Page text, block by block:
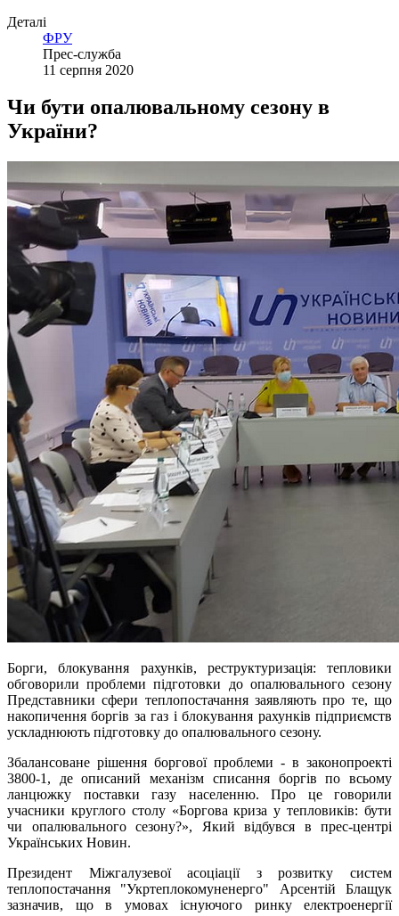
Деталі
ФРУ
Прес-служба
11 серпня 2020
Чи бути опалювальному сезону в
України?
Борги, блокування рахунків, реструктуризація: тепловики
обговорили проблеми підготовки до опалювального сезону
Представники сфери теплопостачання заявляють про те, що
накопичення боргів за газ і блокування рахунків підприємств
ускладнюють підготовку до опалювального сезону.
Збалансоване рішення боргової проблеми - в законопроекті
3800-1, де описаний механізм списання боргів по всьому
ланцюжку поставки газу населенню. Про це говорили
учасники круглого столу «Боргова криза у тепловиків: бути
чи опалювального сезону?», Який відбувся в прес-центрі
Українських Новин.
Президент Міжгалузевої асоціації з розвитку систем
теплопостачання "Укртеплокомуненерго" Арсентій Блащук
зазначив, що в умовах існуючого ринку електроенергії